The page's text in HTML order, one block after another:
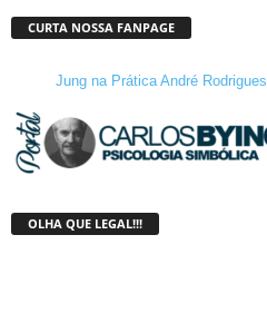
CURTA NOSSA FANPAGE
Jung na Prática André Rodrigues
OLHA QUE LEGAL!!!